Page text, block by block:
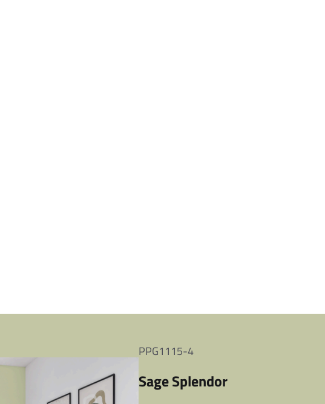
PPG1115-4
Sage Splendor